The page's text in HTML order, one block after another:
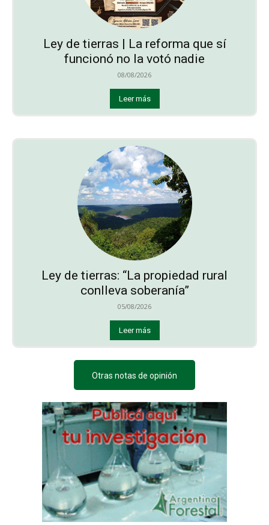
Ley de tierras | La reforma que sí
funcionó no la votó nadie
08/08/2026
Leer más
Ley de tierras: “La propiedad rural
conlleva soberanía”
05/08/2026
Leer más
Otras notas de opinión